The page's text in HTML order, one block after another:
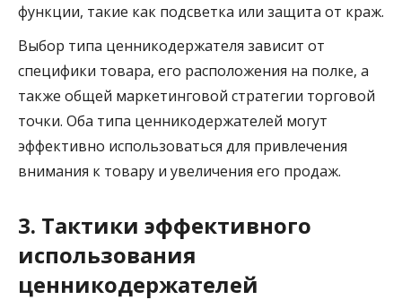
функции, такие как подсветка или защита от краж.
Выбор типа ценникодержателя зависит от
специфики товара, его расположения на полке, а
также общей маркетинговой стратегии торговой
точки. Оба типа ценникодержателей могут
эффективно использоваться для привлечения
внимания к товару и увеличения его продаж.
3. Тактики эффективного
использования
ценникодержателей